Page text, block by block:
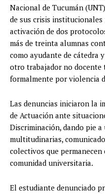
Nacional de Tucumán
de sus crisis
activación de dos
más de treinta alumnas
como ayudante de cátedra
otro trabajador no docente
formalmente por violencia
Las denuncias iniciaron la
de Actuación ante
Discriminación, dando pie a
multitudinarias,
colectivos que
comunidad universitaria.
El estudiante denunciado